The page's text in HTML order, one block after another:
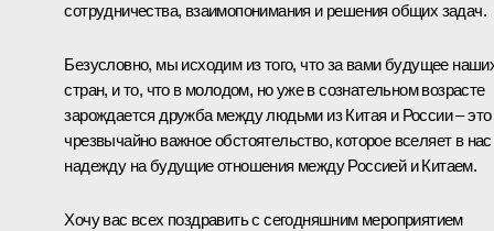
сотрудничества, взаимопонимания и решения общих задач.
Безусловно, мы исходим из того, что за вами будущее
стран, и то, что в молодом, но уже в сознательном возрасте
зарождается дружба между людьми из Китая и России – это
чрезвычайно важное обстоятельство, которое вселяет в нас
надежду на будущие отношения между Россией и Китаем.
Хочу вас всех поздравить с сегодняшним мероприятием